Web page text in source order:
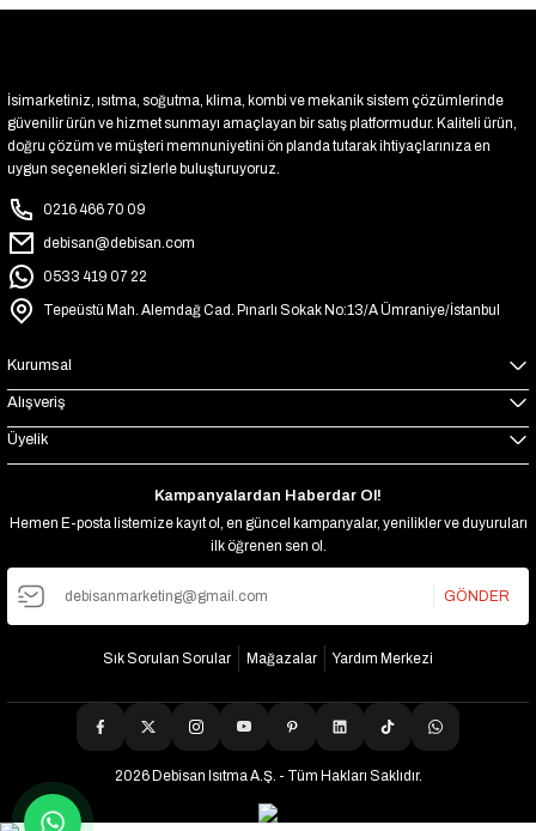
İsimarketiniz, ısıtma, soğutma, klima, kombi ve mekanik sistem çözümlerinde
güvenilir ürün ve hizmet sunmayı amaçlayan bir satış platformudur. Kaliteli ürün,
doğru çözüm ve müşteri memnuniyetini ön planda tutarak ihtiyaçlarınıza en
uygun seçenekleri sizlerle buluşturuyoruz.
0216 466 70 09
debisan@debisan.com
0533 419 07 22
Tepeüstü Mah. Alemdağ Cad. Pınarlı Sokak No:13/A Ümraniye/İstanbul
Kurumsal
Alışveriş
Üyelik
Kampanyalardan Haberdar Ol!
Hemen E-posta listemize kayıt ol, en güncel kampanyalar, yenilikler ve duyuruları
ilk öğrenen sen ol.
GÖNDER
Sık Sorulan Sorular Mağazalar Yardım Merkezi
2026 Debisan Isıtma A.Ş. - Tüm Hakları Saklıdır.